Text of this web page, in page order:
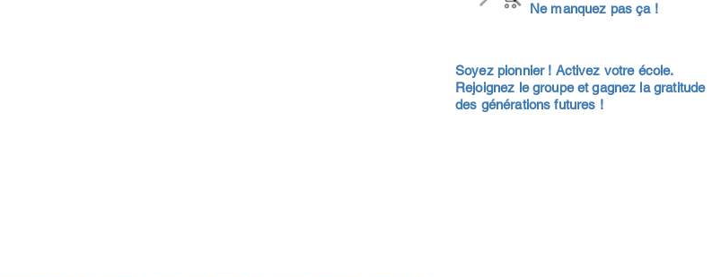
Ne manquez pas ça !
Soyez pionnier ! Activez votre école.
Rejoignez le groupe et gagnez la gratitude
des générations futures !